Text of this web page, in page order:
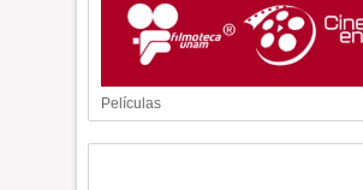
Películas